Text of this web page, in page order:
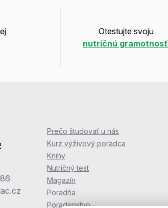
Otestujte svoju
nutričnú gramotnosť
Prečo študovať u nás
Kurz výživový poradca
Knihy
Nutričný test
Magazín
Poradňa
Poradenstvo